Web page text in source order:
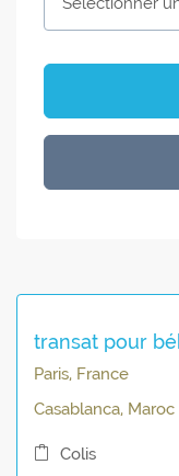
transat pour
Paris, France
Casablanca, Maroc
Colis